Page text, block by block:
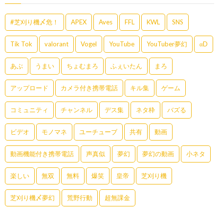
#芝刈り機〆危！ APEX Aves FFL KWL SNS
Tik Tok valorant Vogel YouTube YouTuber夢幻 αD
あぶ うまい ちょむまろ ふぇいたん まろ
アップロード カメラ付き携帯電話 キル集 ゲーム
コミュニティ チャンネル デス集 ネタ枠 バズる
ビデオ モノマネ ユーチューブ 共有 動画
動画機能付き携帯電話 声真似 夢幻 夢幻の動画 小ネタ
楽しい 無双 無料 爆笑 皇帝 芝刈り機
芝刈り機〆夢幻 荒野行動 超無課金